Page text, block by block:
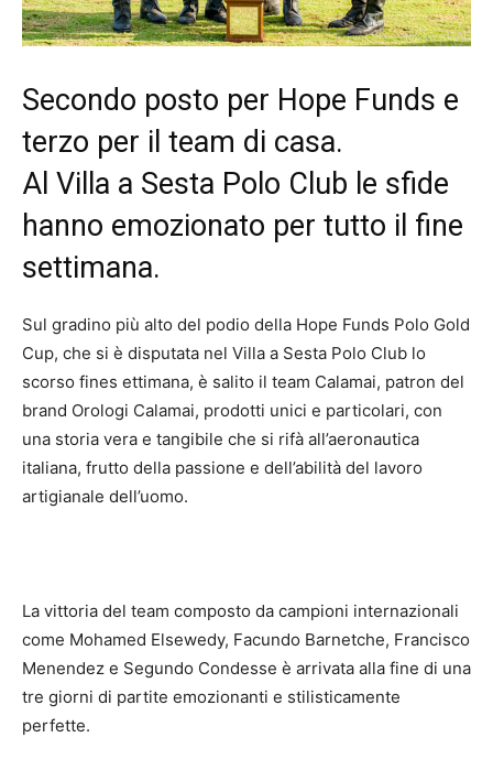
Secondo posto per Hope Funds e
terzo per il team di casa.
Al Villa a Sesta Polo Club le sfide
hanno emozionato per tutto il fine
settimana.
Sul gradino più alto del podio della Hope Funds Polo Gold
Cup, che si è disputata nel Villa a Sesta Polo Club lo
scorso fines ettimana, è salito il team Calamai, patron del
brand Orologi Calamai, prodotti unici e particolari, con
una storia vera e tangibile che si rifà all’aeronautica
italiana, frutto della passione e dell’abilità del lavoro
artigianale dell’uomo.
La vittoria del team composto da campioni internazionali
come Mohamed Elsewedy, Facundo Barnetche, Francisco
Menendez e Segundo Condesse è arrivata alla fine di una
tre giorni di partite emozionanti e stilisticamente
perfette.